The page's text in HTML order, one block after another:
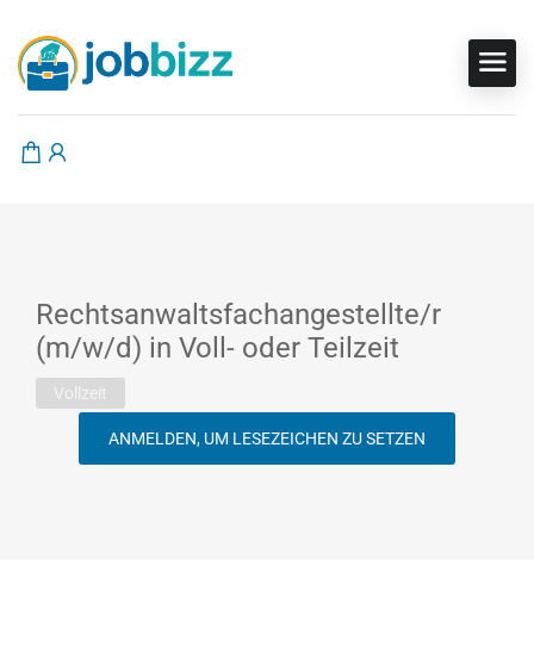
Rechtsanwaltsfachangestellte/r
(m/w/d) in Voll- oder Teilzeit
Vollzeit
ANMELDEN, UM LESEZEICHEN ZU SETZEN